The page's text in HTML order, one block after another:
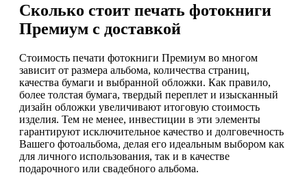
Сколько стоит печать фотокниги
Премиум с доставкой
Стоимость печати фотокниги Премиум во многом
зависит от размера альбома, количества страниц,
качества бумаги и выбранной обложки. Как правило,
более толстая бумага, твердый переплет и изысканный
дизайн обложки увеличивают итоговую стоимость
изделия. Тем не менее, инвестиции в эти элементы
гарантируют исключительное качество и долговечность
Вашего фотоальбома, делая его идеальным выбором как
для личного использования, так и в качестве
подарочного или свадебного альбома.